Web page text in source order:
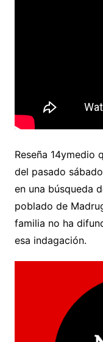
Reseña 14ymedio
del pasado
en una búsqueda
poblado de
familia no ha
esa indagación.